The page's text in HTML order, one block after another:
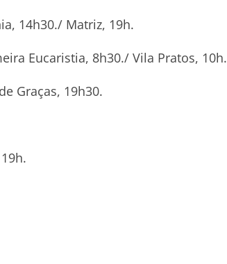
14h30./ Matriz, 19h.
Eucaristia, 8h30./ Vila Pratos, 10h.
Graças, 19h30.